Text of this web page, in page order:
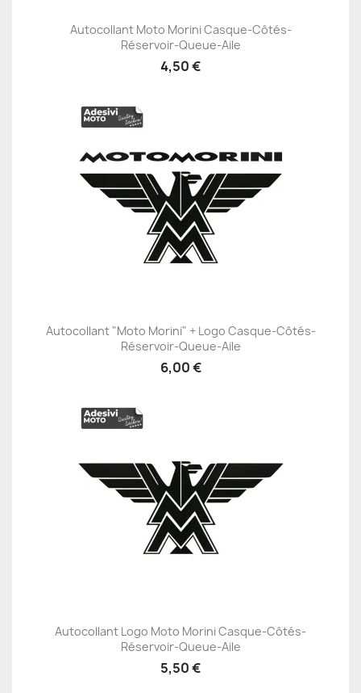
Autocollant Moto Morini Casque-Côtés-
Réservoir-Queue-Aile
4,50 €
Autocollant "Moto Morini" + Logo Casque-Côtés-
Réservoir-Queue-Aile
6,00 €
Autocollant Logo Moto Morini Casque-Côtés-
Réservoir-Queue-Aile
5,50 €